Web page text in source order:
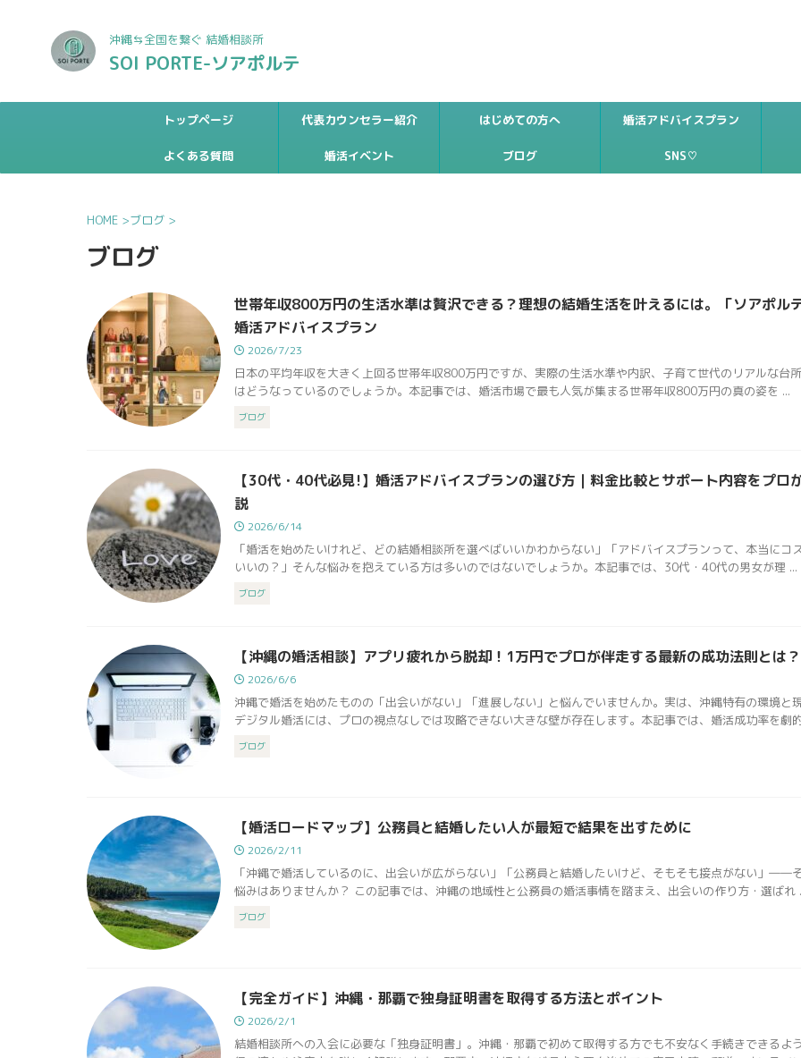
沖縄⇆全国を繋ぐ 結婚相談所
SOI PORTE-ソアポルテ
トップページ 代表カウンセラー紹介 はじめての方へ 婚活アドバイスプラン
よくある質問 婚活イベント ブログ SNS♡
HOME >ブログ >
ブログ
世帯年収800万円の生活水準は贅沢できる？理想の結婚生活を叶えるには。「ソアポルテ
婚活アドバイスプラン
2026/7/23
日本の平均年収を大きく上回る世帯年収800万円ですが、実際の生活水準や内訳、子育て世代のリアルな台
はどうなっているのでしょうか。本記事では、婚活市場で最も人気が集まる世帯年収800万円の真の姿を ...
ブログ
【30代・40代必見!】婚活アドバイスプランの選び方｜料金比較とサポート内容をプロ
説
2026/6/14
「婚活を始めたいけれど、どの結婚相談所を選べばいいかわからない」「アドバイスプランって、本当にコ
いいの？」そんな悩みを抱えている方は多いのではないでしょうか。本記事では、30代・40代の男女が理 ...
ブログ
【沖縄の婚活相談】アプリ疲れから脱却！1万円でプロが伴走する最新の成功法則とは？
2026/6/6
沖縄で婚活を始めたものの「出会いがない」「進展しない」と悩んでいませんか。実は、沖縄特有の環境と
デジタル婚活には、プロの視点なしでは攻略できない大きな壁が存在します。本記事では、婚活成功率を劇
ブログ
【婚活ロードマップ】公務員と結婚したい人が最短で結果を出すために
2026/2/11
「沖縄で婚活しているのに、出会いが広がらない」「公務員と結婚したいけど、そもそも接点がない」――
悩みはありませんか？ この記事では、沖縄の地域性と公務員の婚活事情を踏まえ、出会いの作り方・選ばれ
ブログ
【完全ガイド】沖縄・那覇で独身証明書を取得する方法とポイント
2026/2/1
結婚相談所への入会に必要な「独身証明書」。沖縄・那覇で初めて取得する方でも不安なく手続きできるよ